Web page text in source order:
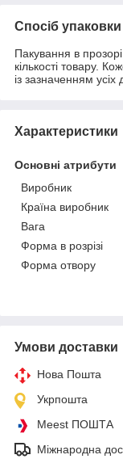
Спосіб упаковки
Пакування в
кількості товару.
із зазначенням усіх
Характеристики
Основні атрибути
Виробник
Країна виробник
Вага
Форма в розрізі
Форма отвору
Умови доставки
Нова Пошта
Укрпошта
Meest ПОШТА
Міжнародна